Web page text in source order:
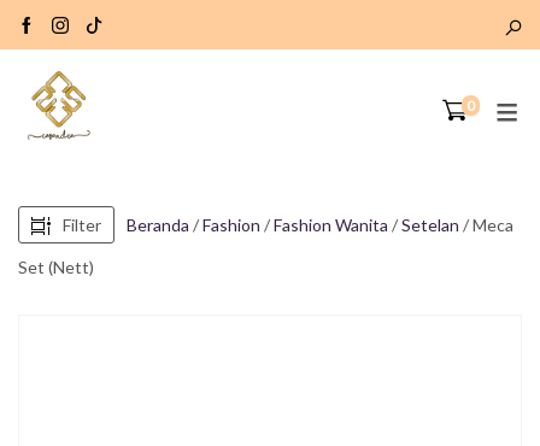
0
Filter Beranda /Fashion /Fashion Wanita /Setelan / Meca
Set (Nett)